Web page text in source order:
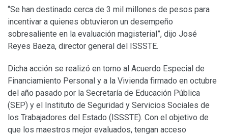
“Se han destinado cerca de 3 mil millones de pesos para
incentivar a quienes obtuvieron un desempeño
sobresaliente en la evaluación magisterial”, dijo José
Reyes Baeza, director general del ISSSTE.
Dicha acción se realizó en torno al Acuerdo Especial de
Financiamiento Personal y a la Vivienda firmado en octubre
del año pasado por la Secretaría de Educación Pública
(SEP) y el Instituto de Seguridad y Servicios Sociales de
los Trabajadores del Estado (ISSSTE). Con el objetivo de
que los maestros mejor evaluados, tengan acceso